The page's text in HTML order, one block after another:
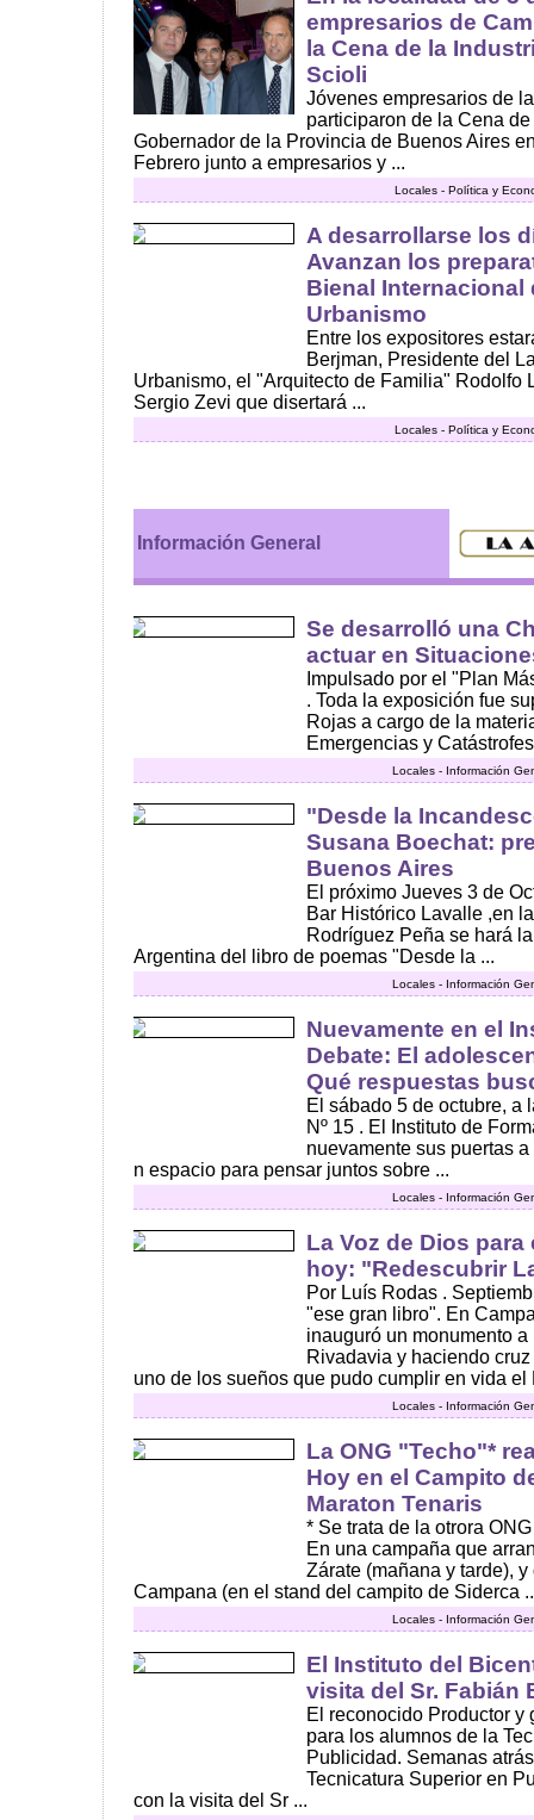
empresarios de
la Cena de la
Scioli
Jóvenes empresarios de
participaron de la Cena
Gobernador de la Provincia de Buenos Aires
Febrero junto a empresarios y ...
Locales - Política y
A desarrollarse los
Avanzan los
Bienal Internacional
Urbanismo
Entre los expositores
Berjman, Presidente del
Urbanismo, el "Arquitecto de Familia" Rodolfo
Sergio Zevi que disertará ...
Locales - Política y
Información General
Se desarrolló una
actuar en
Impulsado por el "Plan
. Toda la exposición fue
Rojas a cargo de la
Emergencias y
Locales - Información
"Desde la
Susana Boechat:
Buenos Aires
El próximo Jueves 3 de
Bar Histórico Lavalle ,en
Rodríguez Peña se hará
Argentina del libro de poemas "Desde la ...
Locales - Información
Nuevamente en el
Debate: El
Qué respuestas
El sábado 5 de octubre, a
Nº 15 . El Instituto de
nuevamente sus puertas
n espacio para pensar juntos sobre ...
Locales - Información
La Voz de Dios
hoy: "Redescubrir
Por Luís Rodas .
"ese gran libro". En
inauguró un monumento a
Rivadavia y haciendo
uno de los sueños que pudo cumplir en vida el
Locales - Información
La ONG "Techo"*
Hoy en el Campito
Maraton Tenaris
* Se trata de la otrora
En una campaña que
Zárate (mañana y tarde),
Campana (en el stand del campito de Siderca
Locales - Información
El Instituto del
visita del Sr. Fabián
El reconocido Productor
para los alumnos de la
Publicidad. Semanas
Tecnicatura Superior en
con la visita del Sr ...